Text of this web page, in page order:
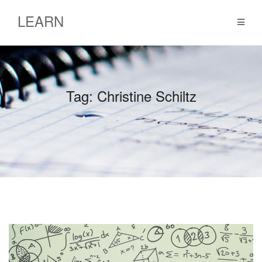
LEARN
Tag: Christine Schiltz